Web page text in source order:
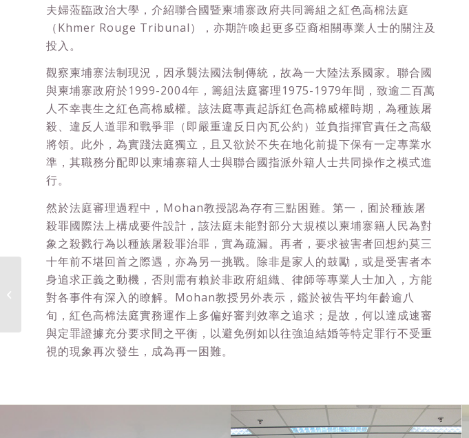
夫婦蒞臨政治大學，介紹聯合國暨柬埔寨政府共同籌組之紅色高棉法庭
（Khmer Rouge Tribunal），亦期許喚起更多亞裔相關專業人士的關注及
投入。
觀察柬埔寨法制現況，因承襲法國法制傳統，故為一大陸法系國家。聯合國
與柬埔寨政府於1999-2004年，籌組法庭審理1975-1979年間，致逾二百萬
人不幸喪生之紅色高棉威權。該法庭專責起訴紅色高棉威權時期，為種族屠
殺、違反人道罪和戰爭罪（即嚴重違反日內瓦公約）並負指揮官責任之高級
將領。此外，為實踐法庭獨立，且又欲於不失在地化前提下保有一定專業水
準，其職務分配即以柬埔寨籍人士與聯合國指派外籍人士共同操作之模式進
行。
然於法庭審理過程中，Mohan教授認為存有三點困難。第一，囿於種族屠
殺罪國際法上構成要件設計，該法庭未能對部分大規模以柬埔寨籍人民為對
象之殺戮行為以種族屠殺罪治罪，實為疏漏。再者，要求被害者回想約莫三
十年前不堪回首之際遇，亦為另一挑戰。除非是家人的鼓勵，或是受害者本
身追求正義之動機，否則需有賴於非政府組織、律師等專業人士加入，方能
對各事件有深入的瞭解。Mohan教授另外表示，鑑於被告平均年齡逾八
旬，紅色高棉法庭實務運作上多偏好審判效率之追求；是故，何以達成速審
與定罪證據充分要求間之平衡，以避免例如以往強迫結婚等特定罪行不受重
視的現象再次發生，成為再一困難。
第二講【現代國際法講